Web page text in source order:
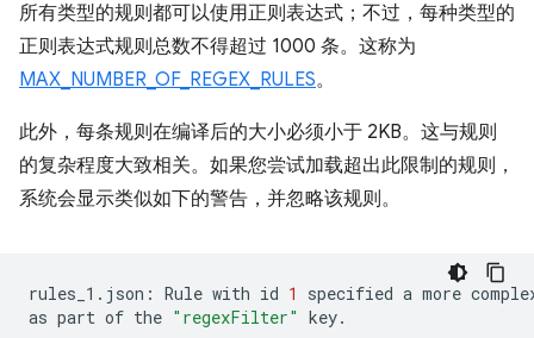
所有类型的规则都可以使用正则表达式；不过，每种类型的
正则表达式规则总数不得超过 1000 条。这称为
MAX_NUMBER_OF_REGEX_RULES。
此外，每条规则在编译后的大小必须小于 2KB。这与规则
的复杂程度大致相关。如果您尝试加载超出此限制的规则，
系统会显示类似如下的警告，并忽略该规则。
rules_1.json: Rule with id 1 specified a more
as part of the "regexFilter"